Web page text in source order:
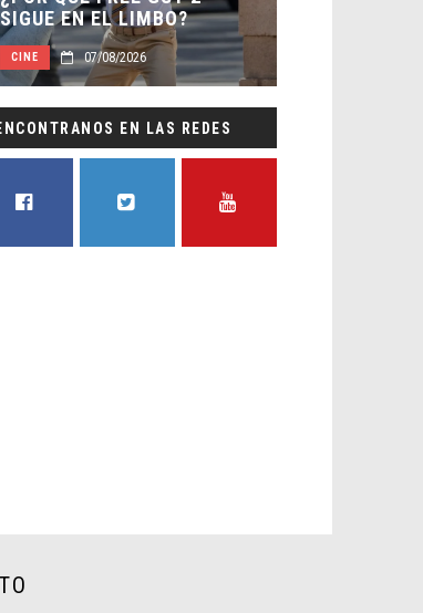
SIGUE EN EL LIMBO?
CINE 07/08/2026
EN LAS REDES